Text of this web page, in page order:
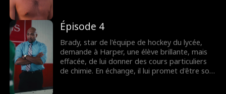
que se passera-t-il lorsque leur attirance
deviendra impossible à ignorer ?
Épisode 4
Brady, star de l'équipe de hockey du lycée,
demande à Harper, une élève brillante, mais
effacée, de lui donner des cours particuliers
de chimie. En échange, il lui promet d'être son